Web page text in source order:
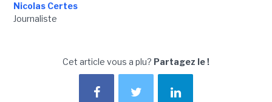
Nicolas Certes
Journaliste
Cet article vous a plu? Partagez le !